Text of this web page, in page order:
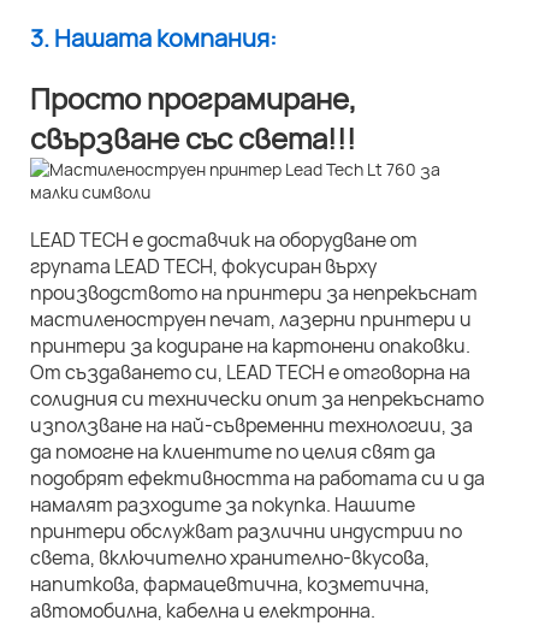
3. Нашата компания:
Просто програмиране,
свързване със света!!!
LEAD TECH е доставчик на оборудване от
групата LEAD TECH, фокусиран върху
производството на принтери за непрекъснат
мастиленоструен печат, лазерни принтери и
принтери за кодиране на картонени опаковки.
От създаването си, LEAD TECH е отговорна на
солидния си технически опит за непрекъснато
използване на най-съвременни технологии, за
да помогне на клиентите по целия свят да
подобрят ефективността на работата си и да
намалят разходите за покупка. Нашите
принтери обслужват различни индустрии по
света, включително хранително-вкусова,
напиткова, фармацевтична, козметична,
автомобилна, кабелна и електронна.